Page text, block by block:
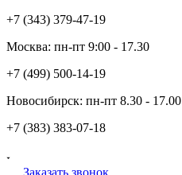
+7 (343) 379-47-19
Москва: пн-пт 9:00 - 17.30
+7 (499) 500-14-19
Новосибирск: пн-пт 8.30 - 17.00
+7 (383) 383-07-18
Заказать звонок